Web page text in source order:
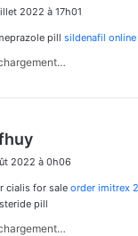
t
2022 à 17h01
pill sildenafil online
t
:
2022 à 0h06
cialis for sale order imitrex
pill